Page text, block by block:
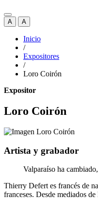
A A
Inicio
/
Expositores
/
Loro Coirón
Expositor
Loro Coirón
Artista y grabador
Valparaíso ha
Thierry Defert es francés de
franceses. Desde mediados